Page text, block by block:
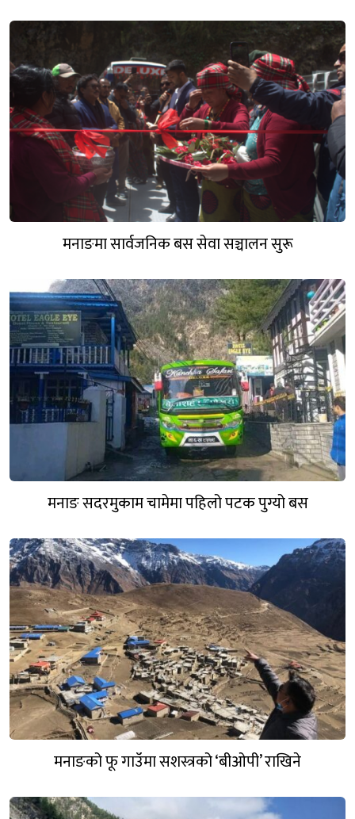
मनाङमा सार्वजनिक बस सेवा सञ्चालन सुरू
मनाङ सदरमुकाम चामेमा पहिलो पटक पुग्यो बस
मनाङको फू गाउँमा सशस्त्रको ‘बीओपी’ राखिने